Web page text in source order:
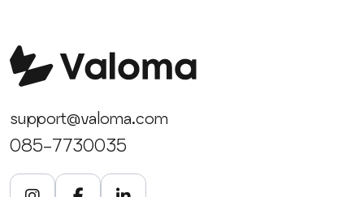
support@valoma.com
085-7730035